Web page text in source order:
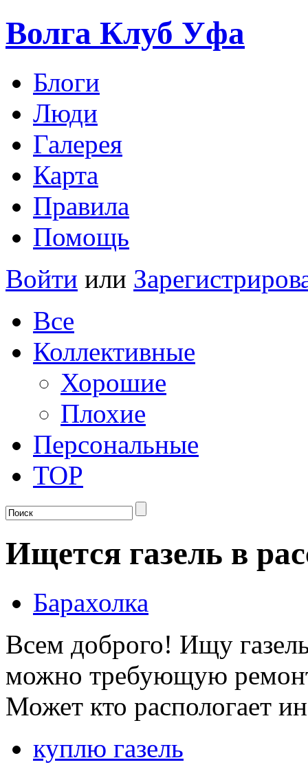
Волга Клуб Уфа
Блоги
Люди
Галерея
Карта
Правила
Помощь
Войти или
Все
Коллективные
Хорошие
Плохие
Персональные
TOP
Ищется газель в
Барахолка
Всем доброго! Ищу
можно требующую
Может кто распологает
куплю газель